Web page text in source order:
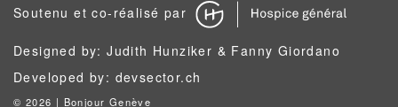
Soutenu et co-réalisé par
Designed by: Judith Hunziker & Fanny Giordano
Developed by: devsector.ch
© 2026 | Bonjour Genève